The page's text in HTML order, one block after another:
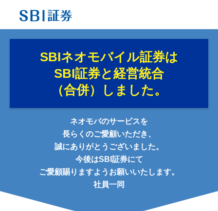
SBIネオモバイル証券は
SBI証券と経営統合
（合併）しました。
ネオモバのサービスを
長らくのご愛顧いただき、
誠にありがとうございました。
今後はSBI証券にて
ご愛顧賜りますようお願いいたします。
社員一同